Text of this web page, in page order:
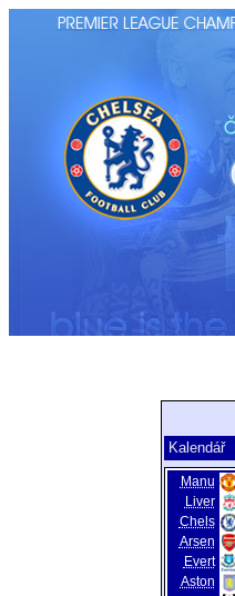
Kalendář
Manu
Liver
Chels
Arsen
Evert
Aston